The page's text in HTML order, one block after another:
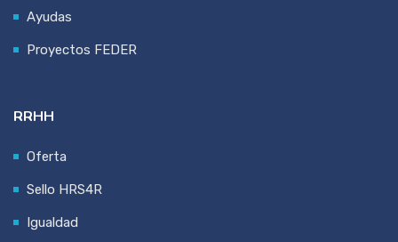
Ayudas
Proyectos FEDER
RRHH
Oferta
Sello HRS4R
Igualdad